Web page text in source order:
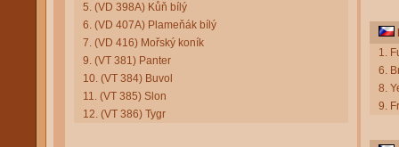
5. (VD 398A) Kůň bílý
6. (VD 407A) Plameňák bílý
7. (VD 416) Mořský koník
9. (VT 381) Panter
10. (VT 384) Buvol
11. (VT 385) Slon
12. (VT 386) Tygr
1.
6.
8.
9.